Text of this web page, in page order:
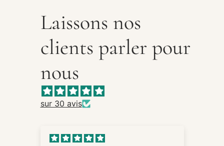
Laissons nos
clients parler pour
nous
sur 30 avis